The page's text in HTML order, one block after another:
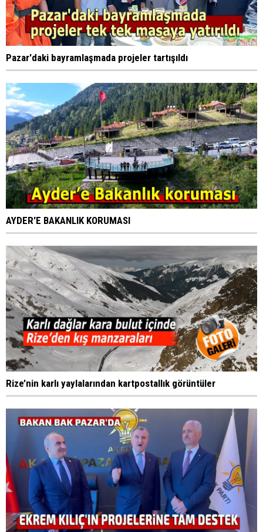
Pazar'daki bayramlaşmada projeler tartışıldı
AYDER'E BAKANLIK KORUMASI
Rize’nin karlı yaylalarından kartpostallık görüntüler